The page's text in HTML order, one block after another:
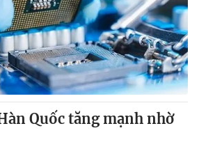
Quốc tăng mạnh nhờ